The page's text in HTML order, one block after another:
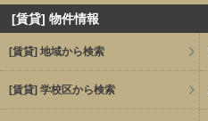
[賃貸] 物件情報
[賃貸] 地域から検索
[賃貸] 学校区から検索